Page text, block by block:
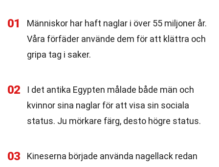
01
Människor har haft naglar i över 55 miljoner år.
Våra förfäder använde dem för att klättra och
gripa tag i saker.
02
I det antika Egypten målade både män och
kvinnor sina naglar för att visa sin sociala
status. Ju mörkare färg, desto högre status.
03
Kineserna började använda nagellack redan